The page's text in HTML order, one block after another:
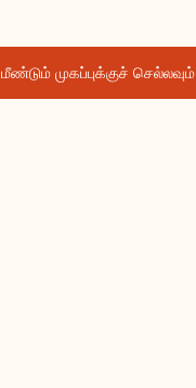
மீண்டும் முகப்புக்குச் செல்லவும்